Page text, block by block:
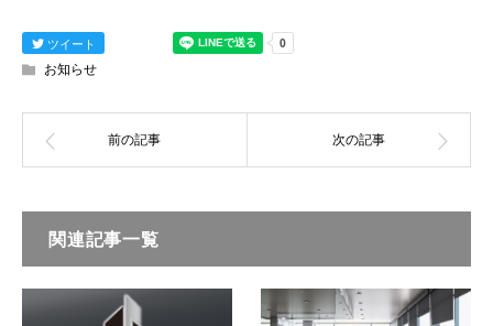
ツイート
お知らせ
関連記事一覧